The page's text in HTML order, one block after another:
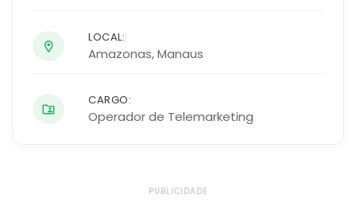
LOCAL:
Amazonas,Manaus
CARGO:
Operador de Telemarketing
PUBLICIDADE